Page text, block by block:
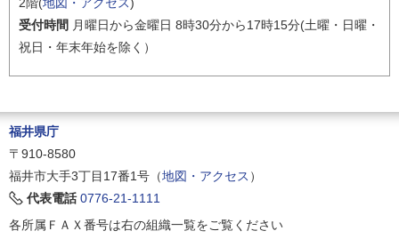
受付時間 月曜日から金曜日 8時30分から17時15分(土曜・日曜・
祝日・年末年始を除く）
福井県庁
〒910-8580
福井市大手3丁目17番1号（地図・アクセス ）
代表電話 0776-21-1111
各所属ＦＡＸ番号は右の組織一覧をご覧ください